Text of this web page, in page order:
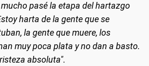
mucho pasé la etapa del hartazgo
harta de la gente que se
la gente que muere, los
muy poca plata y no dan a basto.
absoluta".